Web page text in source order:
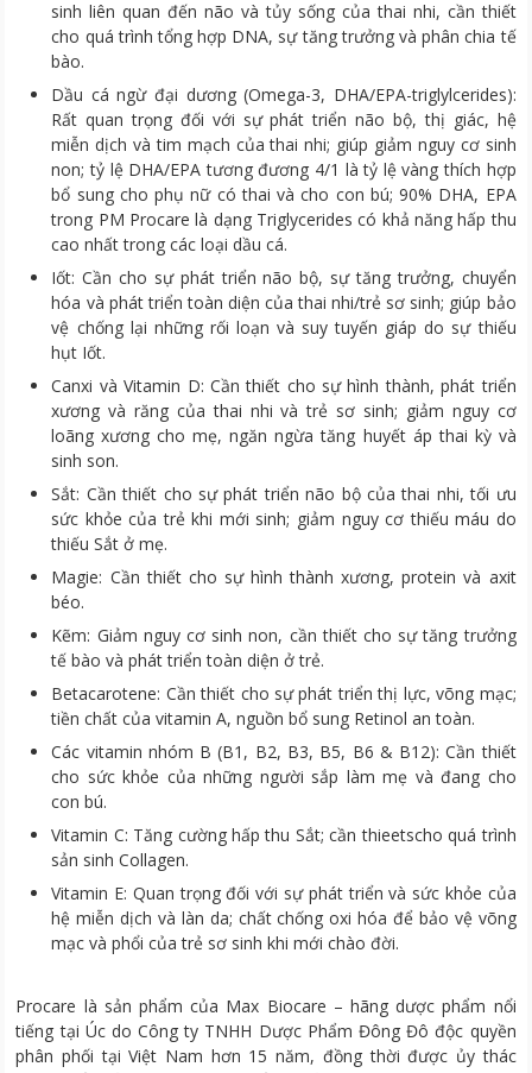
sinh liên quan đến não và tủy sống của thai nhi, cần thiết
cho quá trình tổng hợp DNA, sự tăng trưởng và phân chia tế
bào.
Dầu cá ngừ đại dương (Omega-3, DHA/EPA-triglylcerides):
Rất quan trọng đối với sự phát triển não bộ, thị giác, hệ
miễn dịch và tim mạch của thai nhi; giúp giảm nguy cơ sinh
non; tỷ lệ DHA/EPA tương đương 4/1 là tỷ lệ vàng thích hợp
bổ sung cho phụ nữ có thai và cho con bú; 90% DHA, EPA
trong PM Procare là dạng Triglycerides có khả năng hấp thu
cao nhất trong các loại dầu cá.
Iốt: Cần cho sự phát triển não bộ, sự tăng trưởng, chuyển
hóa và phát triển toàn diện của thai nhi/trẻ sơ sinh; giúp bảo
vệ chống lại những rối loạn và suy tuyến giáp do sự thiếu
hụt Iốt.
Canxi và Vitamin D: Cần thiết cho sự hình thành, phát triển
xương và răng của thai nhi và trẻ sơ sinh; giảm nguy cơ
loãng xương cho mẹ, ngăn ngừa tăng huyết áp thai kỳ và
sinh son.
Sắt: Cần thiết cho sự phát triển não bộ của thai nhi, tối ưu
sức khỏe của trẻ khi mới sinh; giảm nguy cơ thiếu máu do
thiếu Sắt ở mẹ.
Magie: Cần thiết cho sự hình thành xương, protein và axit
béo.
Kẽm: Giảm nguy cơ sinh non, cần thiết cho sự tăng trưởng
tế bào và phát triển toàn diện ở trẻ.
Betacarotene: Cần thiết cho sự phát triển thị lực, võng mạc;
tiền chất của vitamin A, nguồn bổ sung Retinol an toàn.
Các vitamin nhóm B (B1, B2, B3, B5, B6 & B12): Cần thiết
cho sức khỏe của những người sắp làm mẹ và đang cho
con bú.
Vitamin C: Tăng cường hấp thu Sắt; cần thieetscho quá trình
sản sinh Collagen.
Vitamin E: Quan trọng đối với sự phát triển và sức khỏe của
hệ miễn dịch và làn da; chất chống oxi hóa để bảo vệ võng
mạc và phổi của trẻ sơ sinh khi mới chào đời.
Procare là sản phẩm của Max Biocare – hãng dược phẩm nổi
tiếng tại Úc do Công ty TNHH Dược Phẩm Đông Đô độc quyền
phân phối tại Việt Nam hơn 15 năm, đồng thời được ủy thác